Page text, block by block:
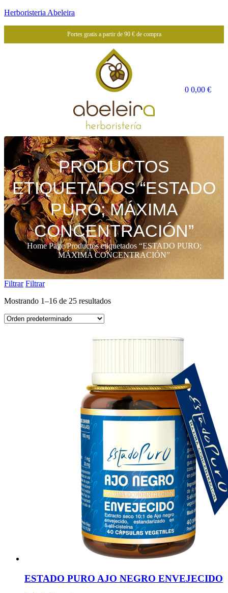
Herboristeria Abeleira
Portes gratis a partir de 90 € de compra
0 0,00 €
PRODUCTOS
ETIQUETADOS “ESTADO
PURO; MÁXIMA
CONCENTRACIÓN”
Home Page/Productos etiquetados “ESTADO PURO;
MÁXIMA CONCENTRACIÓN”
Filtrar Filtrar
Mostrando 1–16 de 25 resultados
ESTADO PURO AJO NEGRO ENVEJECIDO